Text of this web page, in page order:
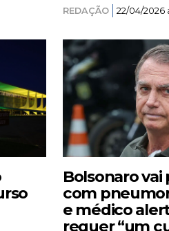
REDAÇÃO 22/04/2026
Bolsonaro vai
com
e médico
requer “um